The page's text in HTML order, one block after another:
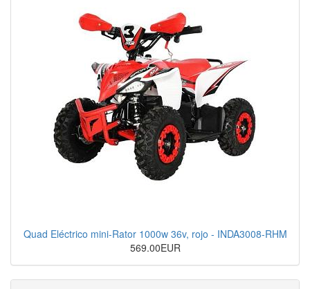
Quad Eléctrico mini-Rator 1000w 36v, rojo - INDA3008-RHM
569.00EUR